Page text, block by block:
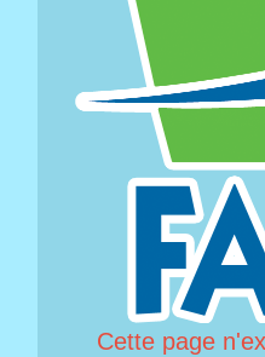
Cette page